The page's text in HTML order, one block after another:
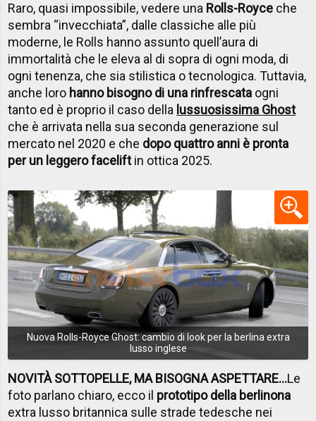
Raro, quasi impossibile, vedere una Rolls-Royce che
sembra “invecchiata”, dalle classiche alle più
moderne, le Rolls hanno assunto quell’aura di
immortalità che le eleva al di sopra di ogni moda, di
ogni tenenza, che sia stilistica o tecnologica. Tuttavia,
anche loro hanno bisogno di una rinfrescata ogni
tanto ed è proprio il caso della lussuosissima Ghost
che è arrivata nella sua seconda generazione sul
mercato nel 2020 e che dopo quattro anni è pronta
per un leggero faceliftin ottica 2025.
Nuova Rolls-Royce Ghost: cambio di look per la berlina extra
lusso inglese
NOVITÀ SOTTOPELLE, MA BISOGNA ASPETTARE…Le
foto parlano chiaro, ecco il prototipo della berlinona
extra lusso britannica sulle strade tedesche nei